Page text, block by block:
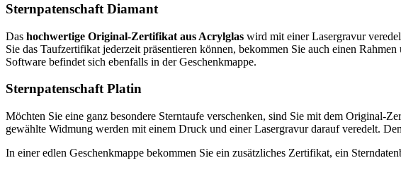
Sternpatenschaft Diamant
Das hochwertige Original-Zertifikat aus Acrylglas wird mit einer Lasergravur
Sie das Taufzertifikat jederzeit präsentieren können, bekommen Sie auch einen
Software befindet sich ebenfalls in der Geschenkmappe.
Sternpatenschaft Platin
Möchten Sie eine ganz besondere Sterntaufe verschenken, sind Sie mit dem Original-
gewählte Widmung werden mit einem Druck und einer Lasergravur darauf veredelt.
In einer edlen Geschenkmappe bekommen Sie ein zusätzliches Zertifikat, ein